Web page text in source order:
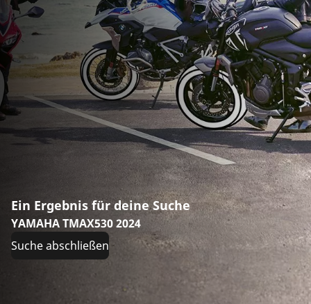
Ein Ergebnis für deine Suche
YAMAHA TMAX530 2024
Suche abschließen